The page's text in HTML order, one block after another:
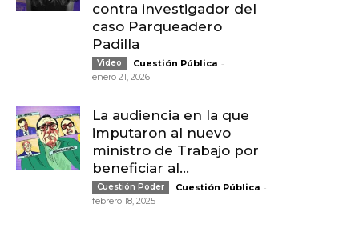
contra investigador del
caso Parqueadero
Padilla
Video Cuestión Pública -
enero 21, 2026
La audiencia en la que
imputaron al nuevo
ministro de Trabajo por
beneficiar al...
Cuestión Poder Cuestión Pública -
febrero 18, 2025